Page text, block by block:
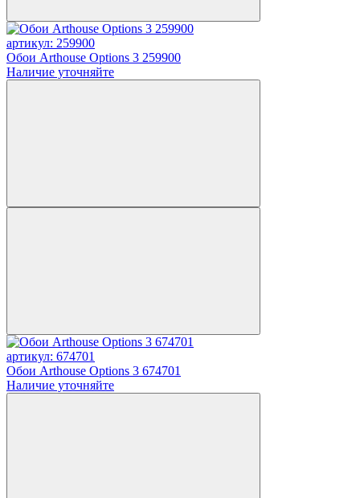
артикул: 259900
Обои Arthouse Options 3 259900
Наличие уточняйте
артикул: 674701
Обои Arthouse Options 3 674701
Наличие уточняйте